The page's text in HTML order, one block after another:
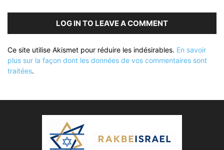
LOG IN TO LEAVE A COMMENT
Ce site utilise Akismet pour réduire les indésirables. En savoir
plus sur la façon dont les données de vos commentaires sont
traitées.